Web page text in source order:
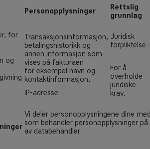
Personopplysninger
Rettslig
grunnlag
for
og
Transaksjonsinformasjon,
betalingshistorikk og
annen informasjon som
vises på fakturaen
for eksempel navn og
kontaktinformasjon.
IP-adresse
Juridisk
forpliktelse.
For å
overholde
juridiske
krav.
Vi deler personopplysningene dine
som behandler personopplysninger
av databehandler.